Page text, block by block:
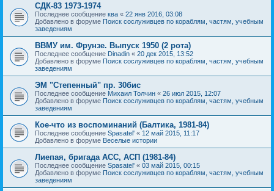
СДК-83 1973-1974
Последнее сообщение ква « 22 янв 2016, 03:08
Добавлено в форуме Поиск сослуживцев по кораблям, частям, учебным
заведениям
ВВМУ им. Фрунзе. Выпуск 1950 (2 рота)
Последнее сообщение Dinadin « 20 дек 2015, 13:52
Добавлено в форуме Поиск сослуживцев по кораблям, частям, учебным
заведениям
ЭМ "Степенный" пр. 30бис
Последнее сообщение Михаил Толчин « 26 июл 2015, 12:07
Добавлено в форуме Поиск сослуживцев по кораблям, частям, учебным
заведениям
Кое-что из воспоминаний (Балтика, 1981-84)
Последнее сообщение Spasatel' « 12 май 2015, 11:17
Добавлено в форуме Веселые истории
Лиепая, бригада АСС, АСП (1981-84)
Последнее сообщение Spasatel' « 03 май 2015, 00:15
Добавлено в форуме Поиск сослуживцев по кораблям, частям, учебным
заведениям